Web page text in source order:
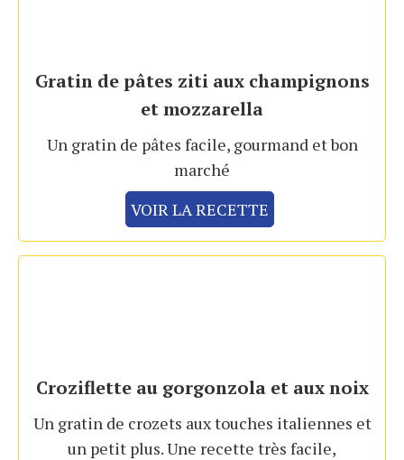
Gratin de pâtes ziti aux champignons
et mozzarella
Un gratin de pâtes facile, gourmand et bon
marché
VOIR LA RECETTE
Croziflette au gorgonzola et aux noix
Un gratin de crozets aux touches italiennes et
un petit plus. Une recette très facile,